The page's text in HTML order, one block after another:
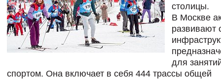
столицы.
В Москве
развивают
для
спортом. Она включает в себя 444 трассы общей